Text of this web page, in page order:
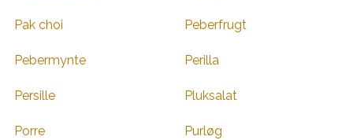
Pak choi Peberfrugt
Pebermynte Perilla
Persille Pluksalat
Porre Purløg